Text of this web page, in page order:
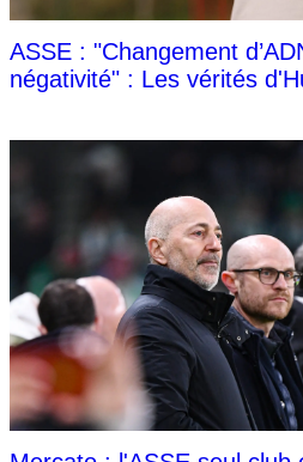
ASSE : "Changement
négativité" : Les vérités